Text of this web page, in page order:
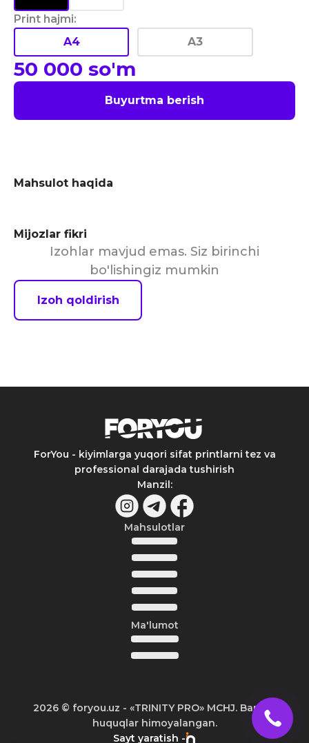
Print hajmi:
A4
A3
50 000 so'm
Buyurtma berish
Mahsulot haqida
Mijozlar fikri
Izohlar mavjud emas. Siz birinchi
bo'lishingiz mumkin
Izoh qoldirish
ForYou - kiyimlarga yuqori sifat printlarni tez va
professional darajada tushirish
Manzil:
Mahsulotlar
Ma'lumot
2026© foryou.uz - «TRINITY PRO» MCHJ. Barcha
huquqlar himoyalangan.
Sayt yaratish -